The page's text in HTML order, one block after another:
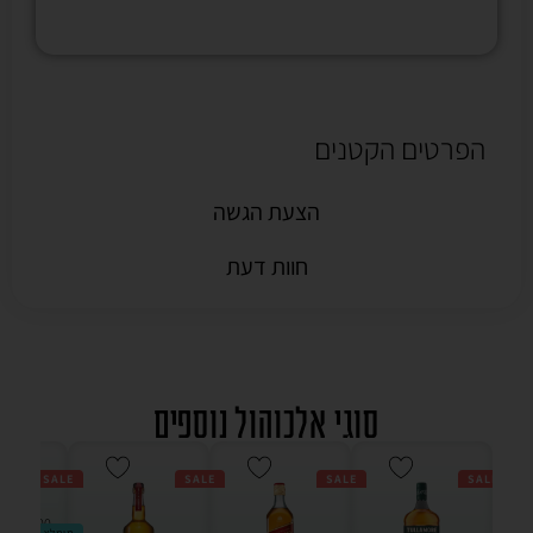
הצעת הגשה
חוות דעת
הפרטים הקטנים
סוגי אלכוהול נוספים
SALE
SALE
SALE
SALE